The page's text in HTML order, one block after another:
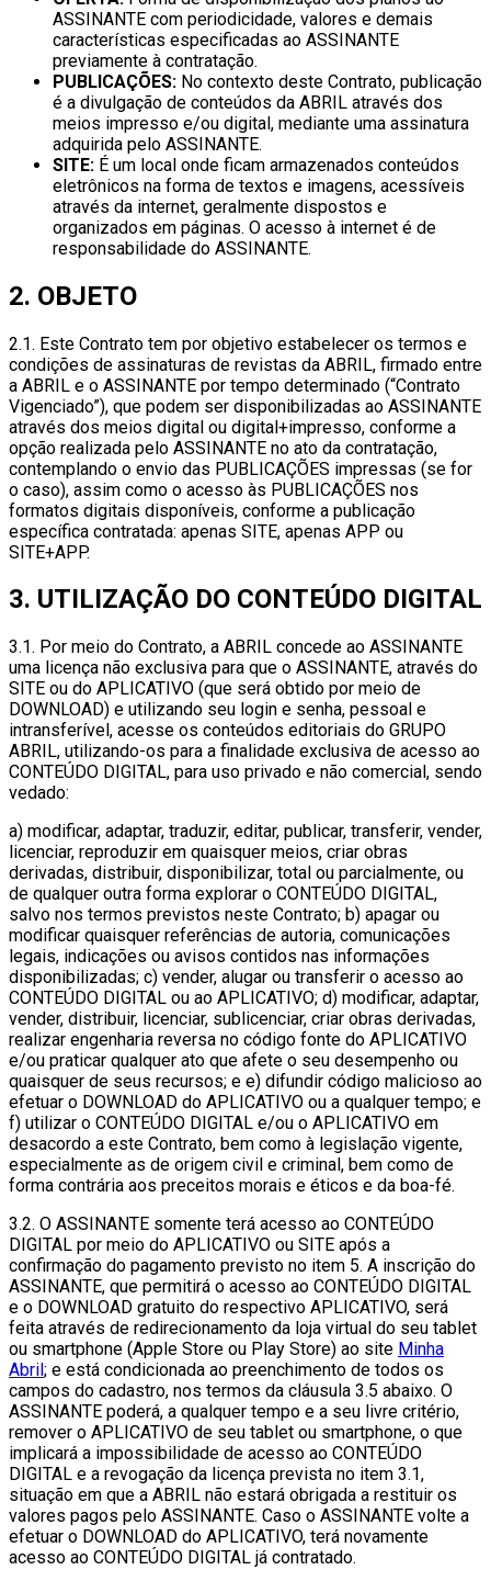
ASSINANTE com periodicidade, valores e demais
características especificadas ao ASSINANTE
previamente à contratação.
PUBLICAÇÕES: No contexto deste Contrato, publicação
é a divulgação de conteúdos da ABRIL através dos
meios impresso e/ou digital, mediante uma assinatura
adquirida pelo ASSINANTE.
SITE: É um local onde ficam armazenados conteúdos
eletrônicos na forma de textos e imagens, acessíveis
através da internet, geralmente dispostos e
organizados em páginas. O acesso à internet é de
responsabilidade do ASSINANTE.
2. OBJETO
2.1. Este Contrato tem por objetivo estabelecer os termos e
condições de assinaturas de revistas da ABRIL, firmado entre
a ABRIL e o ASSINANTE por tempo determinado (“Contrato
Vigenciado”), que podem ser disponibilizadas ao ASSINANTE
através dos meios digital ou digital+impresso, conforme a
opção realizada pelo ASSINANTE no ato da contratação,
contemplando o envio das PUBLICAÇÕES impressas (se for
o caso), assim como o acesso às PUBLICAÇÕES nos
formatos digitais disponíveis, conforme a publicação
específica contratada: apenas SITE, apenas APP ou
SITE+APP.
3. UTILIZAÇÃO DO CONTEÚDO DIGITAL
3.1. Por meio do Contrato, a ABRIL concede ao ASSINANTE
uma licença não exclusiva para que o ASSINANTE, através do
SITE ou do APLICATIVO (que será obtido por meio de
DOWNLOAD) e utilizando seu login e senha, pessoal e
intransferível, acesse os conteúdos editoriais do GRUPO
ABRIL, utilizando-os para a finalidade exclusiva de acesso ao
CONTEÚDO DIGITAL, para uso privado e não comercial, sendo
vedado:
a) modificar, adaptar, traduzir, editar, publicar, transferir, vender,
licenciar, reproduzir em quaisquer meios, criar obras
derivadas, distribuir, disponibilizar, total ou parcialmente, ou
de qualquer outra forma explorar o CONTEÚDO DIGITAL,
salvo nos termos previstos neste Contrato; b) apagar ou
modificar quaisquer referências de autoria, comunicações
legais, indicações ou avisos contidos nas informações
disponibilizadas; c) vender, alugar ou transferir o acesso ao
CONTEÚDO DIGITAL ou ao APLICATIVO; d) modificar, adaptar,
vender, distribuir, licenciar, sublicenciar, criar obras derivadas,
realizar engenharia reversa no código fonte do APLICATIVO
e/ou praticar qualquer ato que afete o seu desempenho ou
quaisquer de seus recursos; e e) difundir código malicioso ao
efetuar o DOWNLOAD do APLICATIVO ou a qualquer tempo; e
f) utilizar o CONTEÚDO DIGITAL e/ou o APLICATIVO em
desacordo a este Contrato, bem como à legislação vigente,
especialmente as de origem civil e criminal, bem como de
forma contrária aos preceitos morais e éticos e da boa-fé.
3.2. O ASSINANTE somente terá acesso ao CONTEÚDO
DIGITAL por meio do APLICATIVO ou SITE após a
confirmação do pagamento previsto no item 5. A inscrição do
ASSINANTE, que permitirá o acesso ao CONTEÚDO DIGITAL
e o DOWNLOAD gratuito do respectivo APLICATIVO, será
feita através de redirecionamento da loja virtual do seu tablet
ou smartphone (Apple Store ou Play Store) ao site Minha
Abril ; e está condicionada ao preenchimento de todos os
campos do cadastro, nos termos da cláusula 3.5 abaixo. O
ASSINANTE poderá, a qualquer tempo e a seu livre critério,
remover o APLICATIVO de seu tablet ou smartphone, o que
implicará a impossibilidade de acesso ao CONTEÚDO
DIGITAL e a revogação da licença prevista no item 3.1,
situação em que a ABRIL não estará obrigada a restituir os
valores pagos pelo ASSINANTE. Caso o ASSINANTE volte a
efetuar o DOWNLOAD do APLICATIVO, terá novamente
acesso ao CONTEÚDO DIGITAL já contratado.